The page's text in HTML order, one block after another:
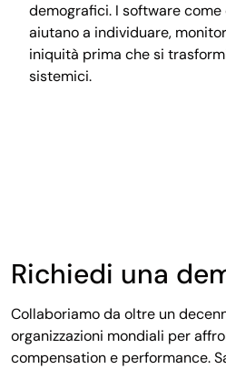
demografici. I software
aiutano a individuare,
iniquità prima che si
sistemici.
Richiedi una
Collaboriamo da oltre un
organizzazioni mondiali per
compensation e performance.